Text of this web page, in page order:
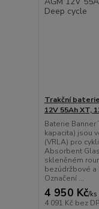
Trakční
12V 55Ah XT,
Baterie Banner
kapacita) jsou
(VRLA) pro
Absorbent
skleněném
bezúdržbové
Označení ...
4 950 Kč/ks
4 091 Kč bez